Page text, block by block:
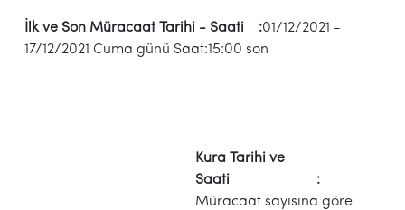
İlk ve Son Müracaat Tarihi - Saati :01/12/2021 -
17/12/2021 Cuma günü Saat:15:00 son
Kura Tarihi ve
Saati :
Müracaat sayısına göre